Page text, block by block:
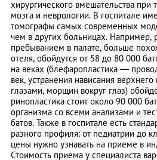
хирургического вмешательства при
мозга и неврологии. В госпитале
томографы самых современных
чем в других больницах. Например,
пребыванием в палате, больше
отеля, обойдутся от 58 до 80 000
на веках (блефаропластика —
век, устранения нависания
глазами, морщин вокруг глаз)
ринопластика стоит около 90 000
организма со всеми анализами и
батов. Также в госпитале есть
разного профиля: от педиатрии до
цены нужно узнавать на приеме в
Стоимость приема у специалиста